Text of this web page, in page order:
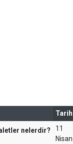
Tarih
nelerdir?
11
Nisan